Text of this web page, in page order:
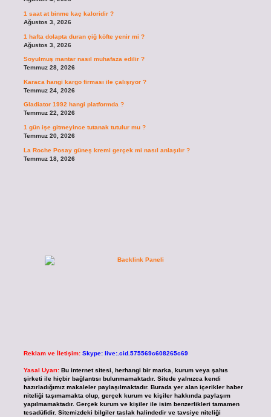
1 saat at binme kaç kaloridir ?
Ağustos 3, 2026
1 hafta dolapta duran çiğ köfte yenir mi ?
Ağustos 3, 2026
Soyulmuş mantar nasıl muhafaza edilir ?
Temmuz 28, 2026
Karaca hangi kargo firması ile çalışıyor ?
Temmuz 24, 2026
Gladiator 1992 hangi platformda ?
Temmuz 22, 2026
1 gün işe gitmeyince tutanak tutulur mu ?
Temmuz 20, 2026
La Roche Posay güneş kremi gerçek mi nasıl anlaşılır ?
Temmuz 18, 2026
Reklam ve İletişim: Skype: live:.cid.575569c608265c69
Yasal Uyarı: Bu internet sitesi, herhangi bir marka, kurum veya şahıs
şirketi ile hiçbir bağlantısı bulunmamaktadır. Sitede yalnızca kendi
hazırladığımız makaleler paylaşılmaktadır. Burada yer alan içerikler haber
niteliği taşımamakta olup, gerçek kurum ve kişiler hakkında paylaşım
yapılmamaktadır. Gerçek kurum ve kişiler ile isim benzerlikleri tamamen
tesadüfidir. Sitemizdeki bilgiler taslak halindedir ve tavsiye niteliği